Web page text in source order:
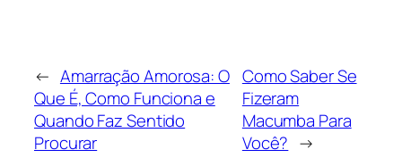
← Amarração Amorosa: O
Que É, Como Funciona e
Quando Faz Sentido
Procurar
Como Saber Se
Fizeram
Macumba Para
Você? →